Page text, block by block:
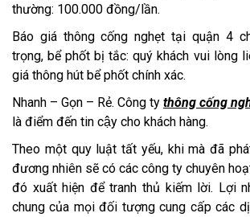
thường: 100.000 đồng/lần.
Báo giá thông cống nghẹt tại quận 4
trọng, bể phốt bị tắc: quý khách vui lòng
giá thông hút bể phốt chính xác.
Nhanh – Gọn – Rẻ. Công ty thông cống
là điểm đến tin cậy cho khách hàng.
Theo một quy luật tất yếu, khi mà đã
đương nhiên sẽ có các công ty chuyên
đó xuất hiện để tranh thủ kiếm lời. Lợi
chung của mọi đối tượng cung cấp các